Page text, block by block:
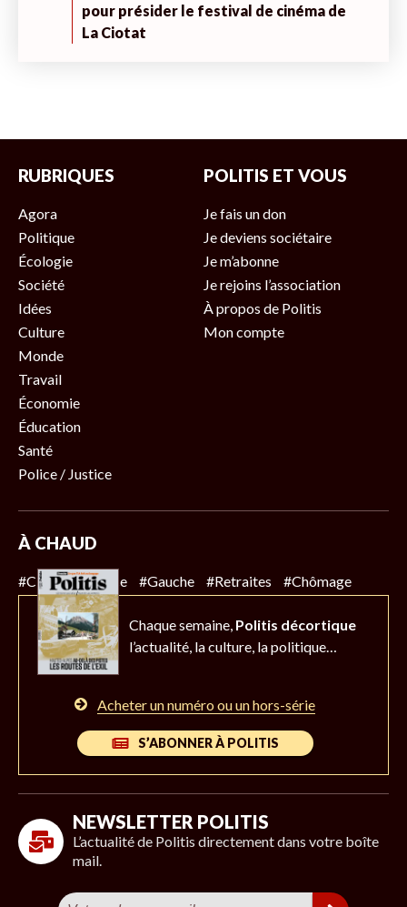
pour présider le festival de cinéma de
La Ciotat
RUBRIQUES
Agora
Politique
Écologie
Société
Idées
Culture
Monde
Travail
Économie
Éducation
Santé
Police / Justice
POLITIS ET VOUS
Je fais un don
Je deviens sociétaire
Je m’abonne
Je rejoins l’association
À propos de Politis
Mon compte
À CHAUD
#Climat #Police #Gauche #Retraites #Chômage
Chaque semaine, Politis décortique
l’actualité, la culture, la politique…
Acheter un numéro ou un hors-série
S’ABONNER À POLITIS
NEWSLETTER POLITIS
L’actualité de Politis directement dans votre boîte
mail.